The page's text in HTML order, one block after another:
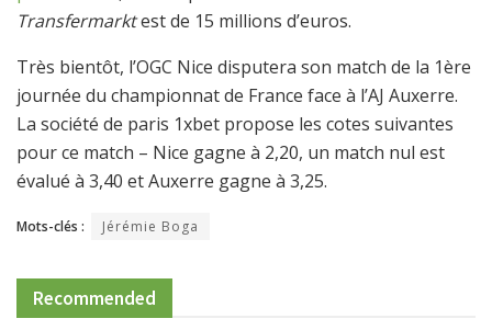
Transfermarktest de 15 millions d’euros.
Très bientôt, l’OGC Nice disputera son match de la 1ère
journée du championnat de France face à l’AJ Auxerre.
La société de paris 1xbet propose les cotes suivantes
pour ce match – Nice gagne à 2,20, un match nul est
évalué à 3,40 et Auxerre gagne à 3,25.
Mots-clés : Jérémie Boga
Recommended